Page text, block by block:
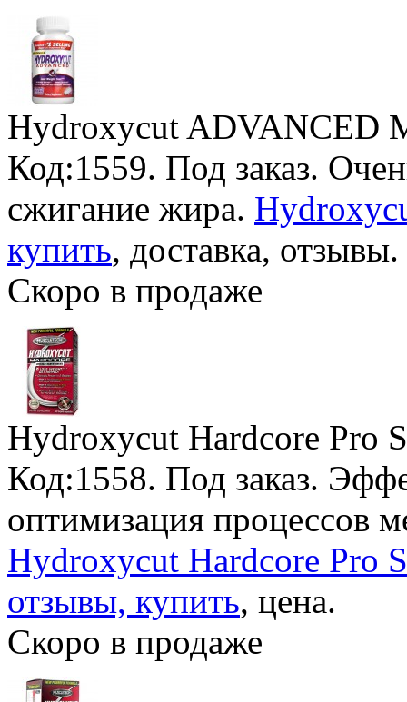
Hydroxycut ADVANCED
Код:1559. Под заказ.
сжигание жира.
купить, доставка, отзывы.
Скоро в продаже
Hydroxycut Hardcore Pro
Код:1558. Под заказ.
оптимизация процессов
Hydroxycut Hardcore Pro
отзывы, купить, цена.
Скоро в продаже